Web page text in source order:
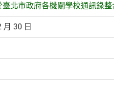
臺北市政府各機關學校通訊錄
月 30 日